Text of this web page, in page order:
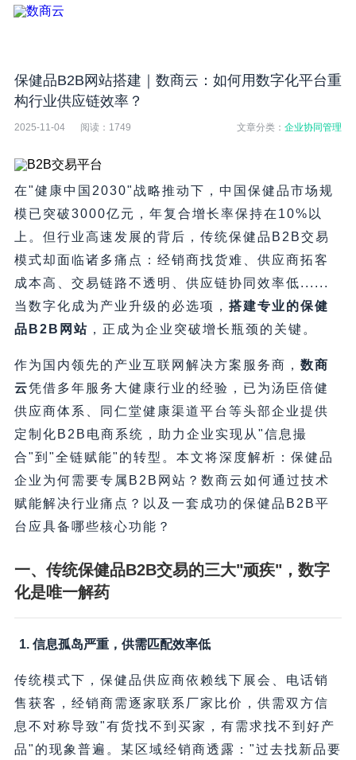
保健品B2B网站搭建｜数商云：如何用数字化平台重
构行业供应链效率？
2025-11-04 阅读： 1749 文章分类：企业协同管理
在"健康中国2030"战略推动下，中国保健品市场规
模已突破3000亿元，年复合增长率保持在10%以
上。但行业高速发展的背后，传统保健品B2B交易
模式却面临诸多痛点：经销商找货难、供应商拓客
成本高、交易链路不透明、供应链协同效率低......
当数字化成为产业升级的必选项，​ 搭建专业的保健
品B2B网站 ，正成为企业突破增长瓶颈的关键。
作为国内领先的产业互联网解决方案服务商，​ 数商
云凭借多年服务大健康行业的经验，已为汤臣倍健
供应商体系、同仁堂健康渠道平台等头部企业提供
定制化B2B电商系统，助力企业实现从"信息撮
合"到"全链赋能"的转型。本文将深度解析：保健品
企业为何需要专属B2B网站？数商云如何通过技术
赋能解决行业痛点？以及一套成功的保健品B2B平
台应具备哪些核心功能？
一、传统保健品B2B交易的三大"顽疾"，数字
化是唯一解药
1. 信息孤岛严重，供需匹配效率低
传统模式下，保健品供应商依赖线下展会、电话销
售获客，经销商需逐家联系厂家比价，供需双方信
息不对称导致"有货找不到买家，有需求找不到好产
品"的现象普遍。某区域经销商透露："过去找新品要